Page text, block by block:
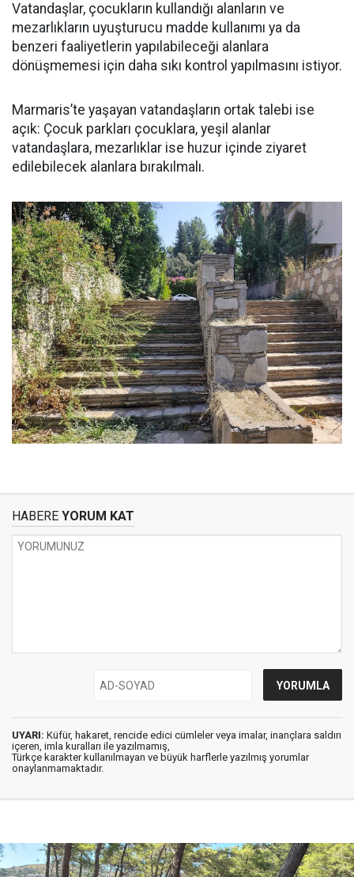
Vatandaşlar, çocukların kullandığı alanların ve
mezarlıkların uyuşturucu madde kullanımı ya da
benzeri faaliyetlerin yapılabileceği alanlara
dönüşmemesi için daha sıkı kontrol yapılmasını istiyor.
Marmaris’te yaşayan vatandaşların ortak talebi ise
açık: Çocuk parkları çocuklara, yeşil alanlar
vatandaşlara, mezarlıklar ise huzur içinde ziyaret
edilebilecek alanlara bırakılmalı.
HABERE YORUM KAT
UYARI: Küfür, hakaret, rencide edici cümleler veya imalar, inançlara saldırı
içeren, imla kuralları ile yazılmamış,
Türkçe karakter kullanılmayan ve büyük harflerle yazılmış yorumlar
onaylanmamaktadır.